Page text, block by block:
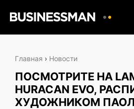
Главная › Новости
ПОСМОТРИТЕ НА
HURACAN EVO,
ХУДОЖНИКОМ